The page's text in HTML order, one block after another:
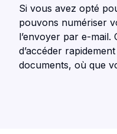
Si vous avez opté
pouvons numériser
l’envoyer par e-mail.
d’accéder
documents, où que